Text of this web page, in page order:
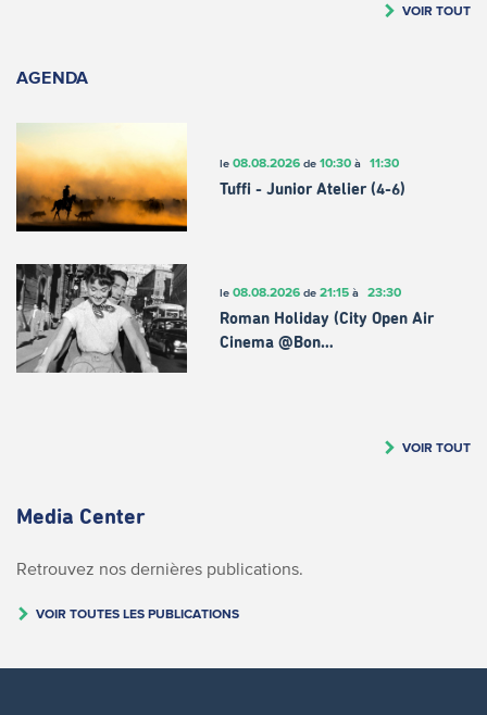
VOIR TOUT
AGENDA
le 08.08.2026de 10:30à 11:30
Tuffi - Junior Atelier (4-6)
le 08.08.2026de 21:15à 23:30
Roman Holiday (City Open Air
Cinema @Bon…
VOIR TOUT
Media Center
Retrouvez nos dernières publications.
VOIR TOUTES LES PUBLICATIONS